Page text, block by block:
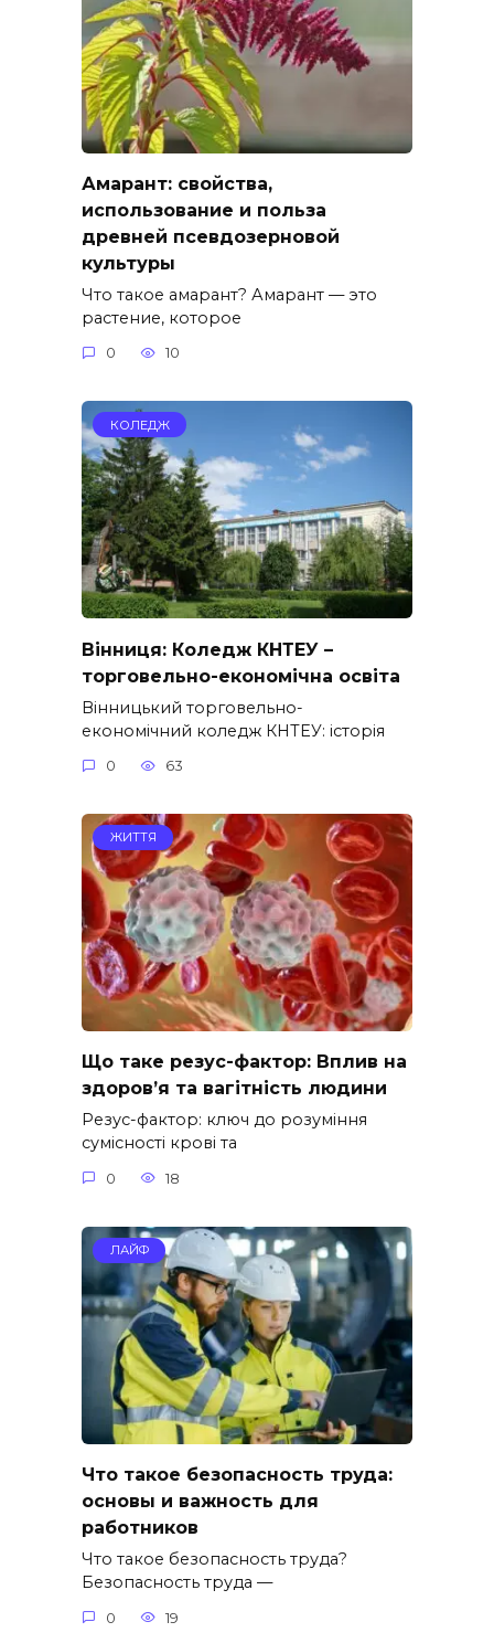
Амарант: свойства,
использование и польза
древней псевдозерновой
культуры
Что такое амарант? Амарант — это
растение, которое
0 10
КОЛЕДЖ
Вінниця: Коледж КНТЕУ –
торговельно-економічна освіта
Вінницький торговельно-
економічний коледж КНТЕУ: історія
0 63
ЖИТТЯ
Що таке резус-фактор: Вплив на
здоров’я та вагітність людини
Резус-фактор: ключ до розуміння
сумісності крові та
0 18
ЛАЙФ
Что такое безопасность труда:
основы и важность для
работников
Что такое безопасность труда?
Безопасность труда —
0 19